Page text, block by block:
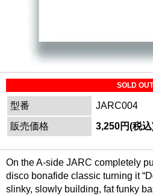
SOLD OUT
型番
JARC004
販売価格
3,250円(税
On the A-side JARC completely
disco bonafide classic turning it
slinky, slowly building, fat funky